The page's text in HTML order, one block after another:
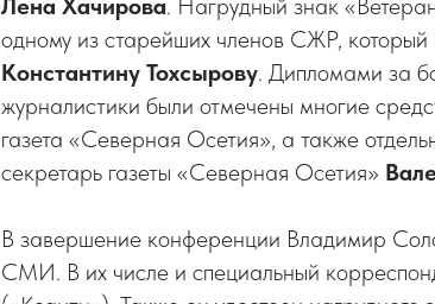
Лена Хачирова. Нагрудный знак
одному из старейших членов СЖР,
Константину Тохсырову. Дипломами за
журналистики были отмечены многие
газета «Северная Осетия», а также
секретарь газеты «Северная Осетия»
В завершение конференции Владимир
СМИ. В их числе и специальный